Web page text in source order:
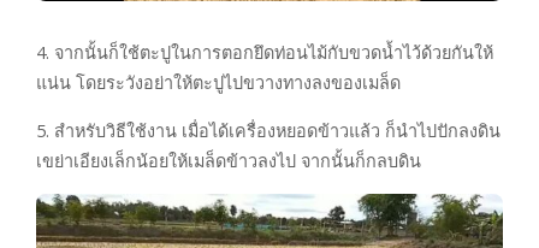
4. จากนั้นก็ใช้ตะปูในการตอกยึดท่อนไม้กับขวดน้ำไว้ด้วยกันให้
แน่น โดยระวังอย่าให้ตะปูไปขวางทางลงของเมล็ด
5. สำหรับวิธีใช้งาน เมื่อได้เครื่องหยอดข้าวแล้ว ก็นำไปปักลงดิน
เขย่าเอียงเล็กน้อยให้เมล็ดข้าวลงไป จากนั้นก็กลบดิน